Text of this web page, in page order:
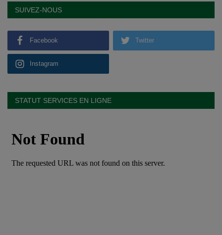
SUIVEZ-NOUS
Facebook Twitter
Instagram
STATUT SERVICES EN LIGNE